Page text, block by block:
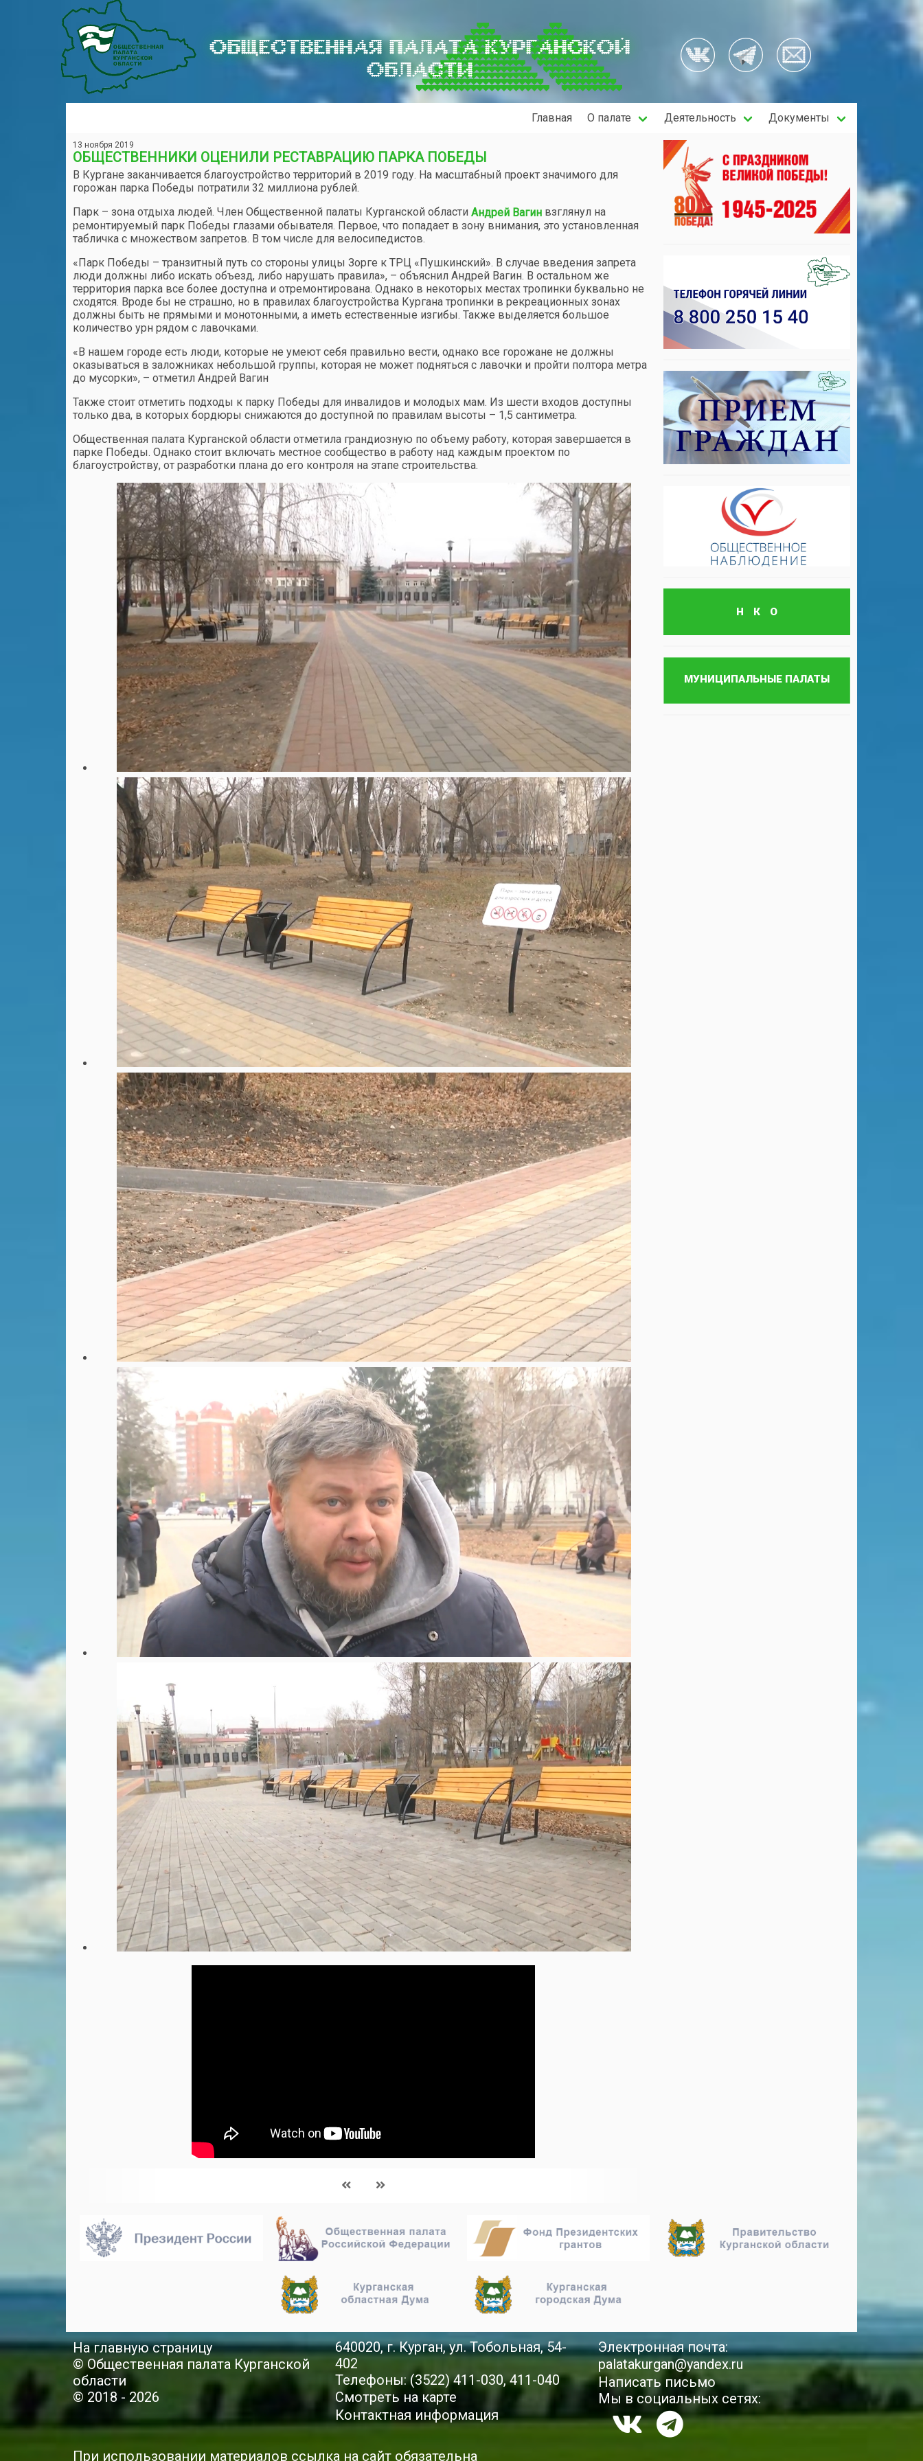
ОБЩЕСТВЕННАЯ ПАЛАТА КУРГАНСКОЙ
ОБЛАСТИ
Главная О палате Деятельность Документы
13 ноября 2019
ОБЩЕСТВЕННИКИ ОЦЕНИЛИ РЕСТАВРАЦИЮ ПАРКА ПОБЕДЫ
В Кургане заканчивается благоустройство территорий в 2019 году. На масштабный проект значимого для
горожан парка Победы потратили 32 миллиона рублей.
Парк – зона отдыха людей. Член Общественной палаты Курганской области Андрей Вагин взглянул на
ремонтируемый парк Победы глазами обывателя. Первое, что попадает в зону внимания, это установленная
табличка с множеством запретов. В том числе для велосипедистов.
«Парк Победы – транзитный путь со стороны улицы Зорге к ТРЦ «Пушкинский». В случае введения запрета
люди должны либо искать объезд, либо нарушать правила», – объяснил Андрей Вагин. В остальном же
территория парка все более доступна и отремонтирована. Однако в некоторых местах тропинки буквально не
сходятся. Вроде бы не страшно, но в правилах благоустройства Кургана тропинки в рекреационных зонах
должны быть не прямыми и монотонными, а иметь естественные изгибы. Также выделяется большое
количество урн рядом с лавочками.
«В нашем городе есть люди, которые не умеют себя правильно вести, однако все горожане не должны
оказываться в заложниках небольшой группы, которая не может подняться с лавочки и пройти полтора метра
до мусорки», – отметил Андрей Вагин
Также стоит отметить подходы к парку Победы для инвалидов и молодых мам. Из шести входов доступны
только два, в которых бордюры снижаются до доступной по правилам высоты – 1,5 сантиметра.
Общественная палата Курганской области отметила грандиозную по объему работу, которая завершается в
парке Победы. Однако стоит включать местное сообщество в работу над каждым проектом по
благоустройству, от разработки плана до его контроля на этапе строительства.
На главную страницу
© Общественная палата Курганской
области
© 2018 - 2026
640020, г. Курган, ул. Тобольная, 54-
402
Телефоны: (3522) 411-030, 411-040
Смотреть на карте
Контактная информация
Электронная почта:
palatakurgan@yandex.ru
Написать письмо
Мы в социальных сетях:
При использовании материалов ссылка на сайт обязательна